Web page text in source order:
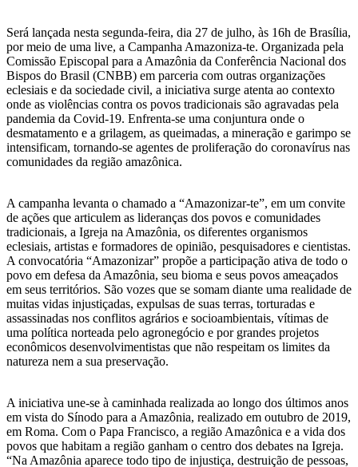
Será lançada nesta segunda-feira, dia 27 de julho, às 16h de Brasília,
por meio de uma live, a Campanha Amazoniza-te. Organizada pela
Comissão Episcopal para a Amazônia da Conferência Nacional dos
Bispos do Brasil (CNBB) em parceria com outras organizações
eclesiais e da sociedade civil, a iniciativa surge atenta ao contexto
onde as violências contra os povos tradicionais são agravadas pela
pandemia da Covid-19. Enfrenta-se uma conjuntura onde o
desmatamento e a grilagem, as queimadas, a mineração e garimpo se
intensificam, tornando-se agentes de proliferação do coronavírus nas
comunidades da região amazônica.
A campanha levanta o chamado a “Amazonizar-te”, em um convite
de ações que articulem as lideranças dos povos e comunidades
tradicionais, a Igreja na Amazônia, os diferentes organismos
eclesiais, artistas e formadores de opinião, pesquisadores e cientistas.
A convocatória “Amazonizar” propõe a participação ativa de todo o
povo em defesa da Amazônia, seu bioma e seus povos ameaçados
em seus territórios. São vozes que se somam diante uma realidade de
muitas vidas injustiçadas, expulsas de suas terras, torturadas e
assassinadas nos conflitos agrários e socioambientais, vítimas de
uma política norteada pelo agronegócio e por grandes projetos
econômicos desenvolvimentistas que não respeitam os limites da
natureza nem a sua preservação.
A iniciativa une-se à caminhada realizada ao longo dos últimos anos
em vista do Sínodo para a Amazônia, realizado em outubro de 2019,
em Roma. Com o Papa Francisco, a região Amazônica e a vida dos
povos que habitam a região ganham o centro dos debates na Igreja.
“Na Amazônia aparece todo tipo de injustiça, destruição de pessoas,